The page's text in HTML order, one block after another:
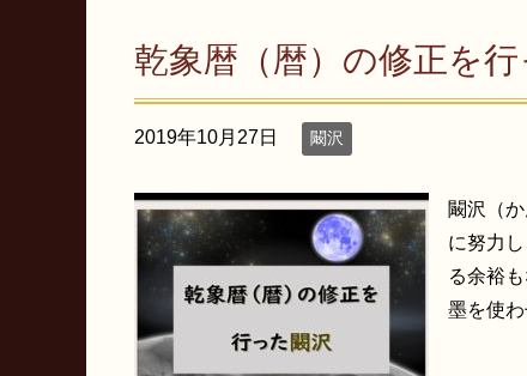
乾象暦（暦）の修正を行
2019年10月27日 闞沢
闞沢（
に努力
る余裕
墨を使